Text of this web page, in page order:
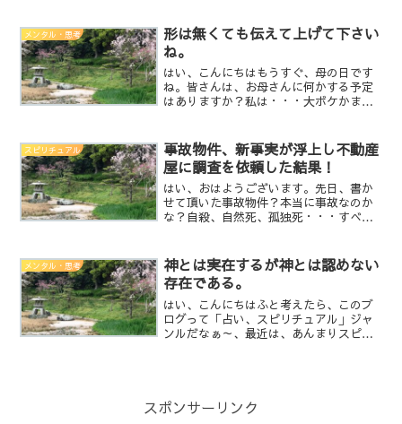
なの？発達障害なの？って、ほんとーに
よく耳にしませんか？もし...
メンタル・思考
形は無くても伝えて上げて下さい
ね。
はい、こんにちはもうすぐ、母の日です
ね。皆さんは、お母さんに何かする予定
はありますか？私は・・・大ボケかまし
ったんですよねぇ(笑)喜んでくれたので良
しとしてます。...
スピリチュアル
事故物件、新事実が浮上し不動産
屋に調査を依頼した結果！
はい、おはようございます。先日、書か
せて頂いた事故物件？本当に事故なのか
な？自殺、自然死、孤独死・・・すべて
方々とも話したりする機会が増えた事に
より情報が入ったそうです...
メンタル・思考
神とは実在するが神とは認めない
存在である。
はい、こんにちはふと考えたら、このブ
ログって「占い、スピリチュアル」ジャ
ンルだなぁ～、最近は、あんまりスピリ
スポンサーリンク